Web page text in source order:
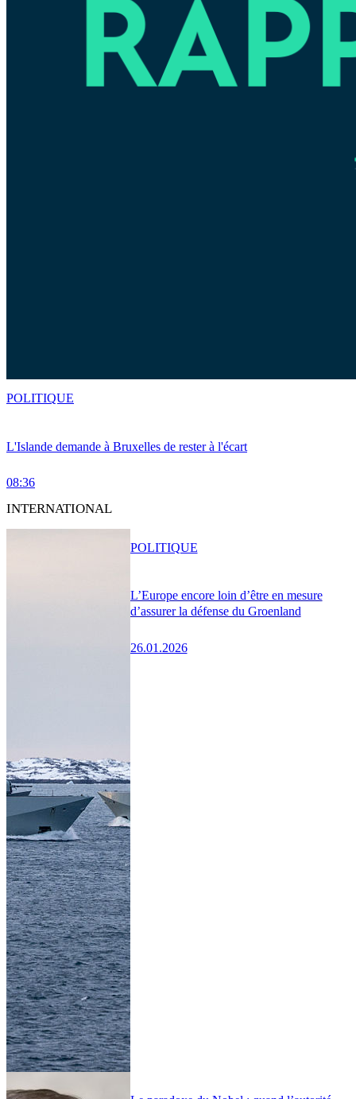
L'Islande demande à Bruxelles de rester à l'écart
08:36
POLITIQUE
INTERNATIONAL
L’Europe encore loin d’être en mesure
d’assurer la défense du Groenland
26.01.2026
POLITIQUE